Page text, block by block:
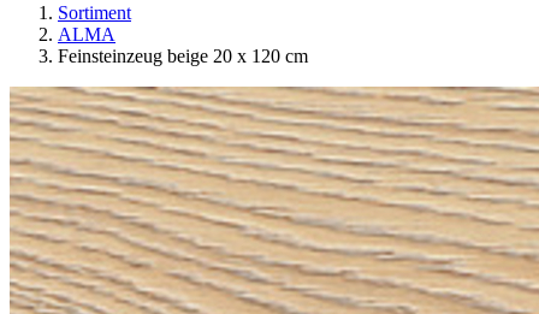
Sortiment
ALMA
Feinsteinzeug beige 20 x 120 cm